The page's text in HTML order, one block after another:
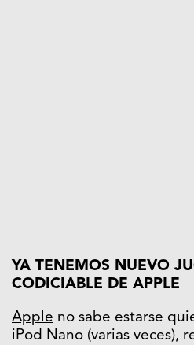
YA TENEMOS NUEVO
CODICIABLE DE APPLE
Apple no sabe estarse
iPod Nano (varias veces),